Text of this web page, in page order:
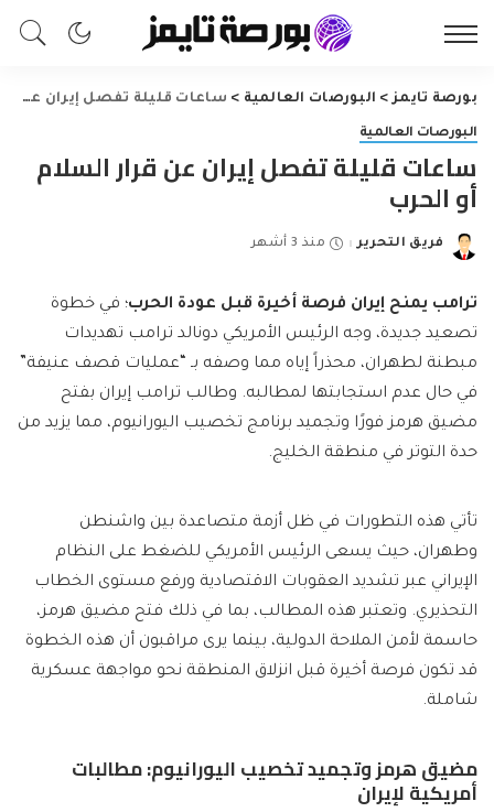
بورصة تايمز> البورصات العالمية > ساعات قليلة تفصل إيران عن قرار السلام أو الحرب
البورصات العالمية
ساعات قليلة تفصل إيران عن قرار السلام
أو الحرب
Posted
فريق التحرير منذ 3 أشهر
ترامب يمنح إيران فرصة أخيرة قبل عودة الحرب؛ في خطوة
تصعيد جديدة، وجه الرئيس الأمريكي دونالد ترامب تهديدات
مبطنة لطهران، محذراً إياه مما وصفه بـ “عمليات قصف عنيفة”
في حال عدم استجابتها لمطالبه. وطالب ترامب إيران بفتح
مضيق هرمز فورًا وتجميد برنامج تخصيب اليورانيوم، مما يزيد من
حدة التوتر في منطقة الخليج.
تأتي هذه التطورات في ظل أزمة متصاعدة بين واشنطن
وطهران، حيث يسعى الرئيس الأمريكي للضغط على النظام
الإيراني عبر تشديد العقوبات الاقتصادية ورفع مستوى الخطاب
التحذيري. وتعتبر هذه المطالب، بما في ذلك فتح مضيق هرمز،
حاسمة لأمن الملاحة الدولية، بينما يرى مراقبون أن هذه الخطوة
قد تكون فرصة أخيرة قبل انزلاق المنطقة نحو مواجهة عسكرية
شاملة.
مضيق هرمز وتجميد تخصيب اليورانيوم: مطالبات
أمريكية لإيران